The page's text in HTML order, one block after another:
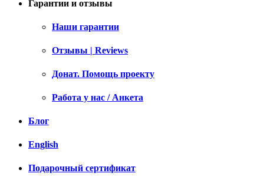
Гарантии и отзывы
Наши гарантии
Отзывы | Reviews
Донат. Помощь проекту
Работа у нас / Анкета
Блог
English
Подарочный сертификат